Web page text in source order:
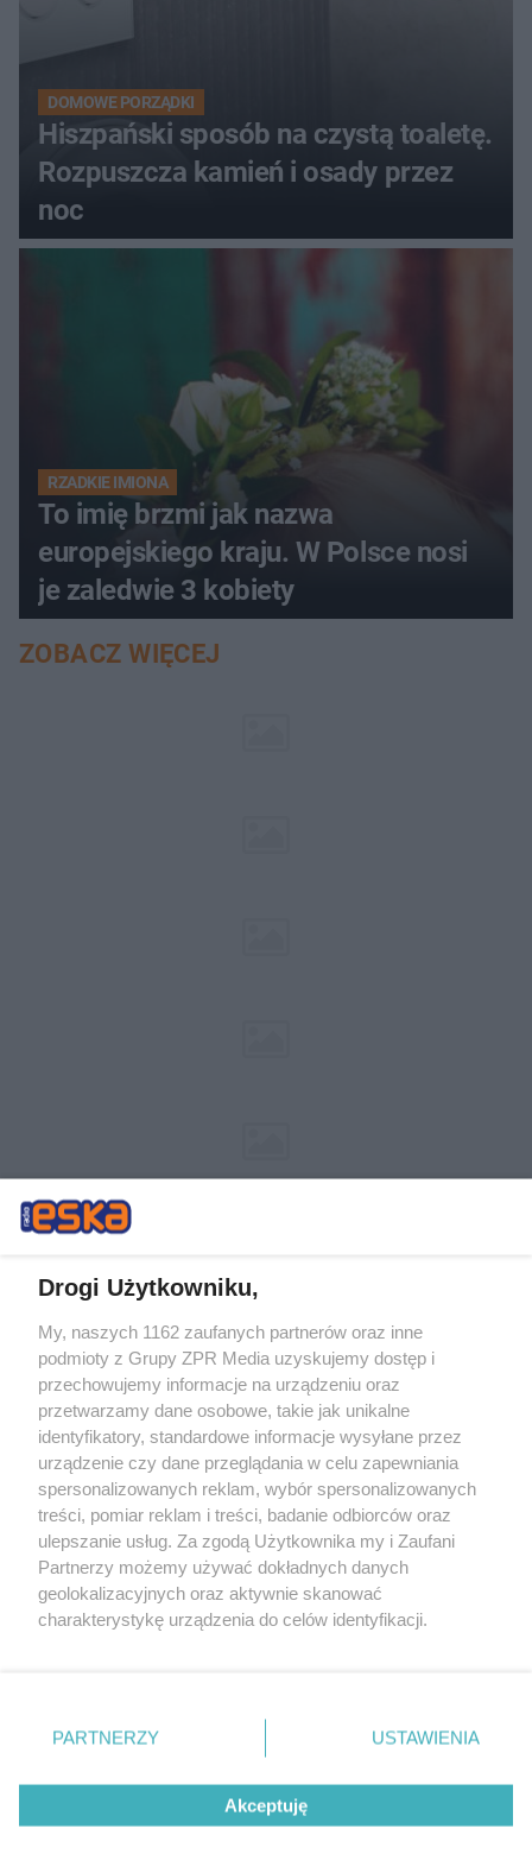
DOMOWE PORZĄDKI
Hiszpański sposób na czystą toaletę.
Rozpuszcza kamień i osady przez
noc
RZADKIE IMIONA
To imię brzmi jak nazwa
europejskiego kraju. W Polsce nosi
je zaledwie 3 kobiety
ZOBACZ WIĘCEJ
Żaden utwór zamieszczony w serwisie nie może być powielany i
rozpowszechniany lub dalej rozpowszechniany w jakikolwiek sposób (w
tym także elektroniczny lub mechaniczny) na jakimkolwiek polu
eksploatacji w jakiejkolwiek formie, włącznie z umieszczaniem w
Internecie bez pisemnej zgody właściciela praw. Jakiekolwiek użycie lub
wykorzystanie utworów w całości lub w części z naruszeniem prawa,
tzn. bez właściwej zgody, jest zabronione pod groźbą kary i może być
ścigane prawnie.
© 2026 Grupa ZPR Media
Drogi Użytkowniku,
My, naszych 1162 zaufanych partnerów oraz inne
podmioty z Grupy ZPR Media uzyskujemy dostęp i
przechowujemy informacje na urządzeniu oraz
przetwarzamy dane osobowe, takie jak unikalne
identyfikatory, standardowe informacje wysyłane przez
urządzenie czy dane przeglądania w celu zapewniania
spersonalizowanych reklam, wybór spersonalizowanych
treści, pomiar reklam i treści, badanie odbiorców oraz
ulepszanie usług. Za zgodą Użytkownika my i Zaufani
Partnerzy możemy używać dokładnych danych
geolokalizacyjnych oraz aktywnie skanować
charakterystykę urządzenia do celów identyfikacji.
zmienić/wycofać klikając przycisk ustawień prywatności
znajdujący się w lewym dolnym rogu strony
rodzaje przetwarzania danych nie wymagają zgody
użytkownika, ale masz prawo sprzeciwić się takiemu
przetwarzaniu. Preferencje będą miały zastosowanie tylko
PARTNERZY USTAWIENIA
Akceptuję